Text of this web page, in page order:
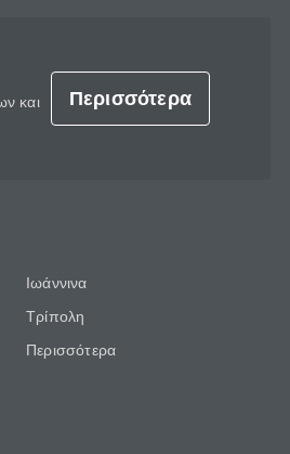
και
Περισσότερα
Ιωάννινα
Τρίπολη
Περισσότερα